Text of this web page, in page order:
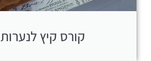
קורס קיץ לנערות